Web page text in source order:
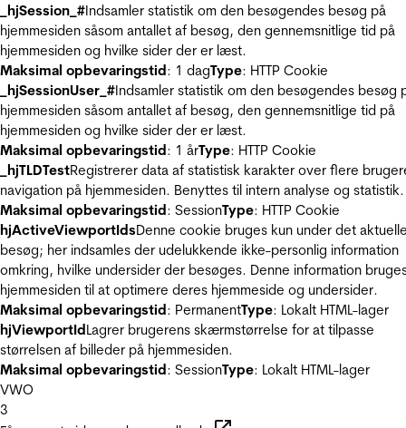
_hjSession_#Indsamler statistik om den besøgendes besøg på
hjemmesiden såsom antallet af besøg, den gennemsnitlige tid på
hjemmesiden og hvilke sider der er læst.
Maksimal opbevaringstid: 1 dagType: HTTP Cookie
_hjSessionUser_#Indsamler statistik om den besøgendes besøg
hjemmesiden såsom antallet af besøg, den gennemsnitlige tid på
hjemmesiden og hvilke sider der er læst.
Maksimal opbevaringstid: 1 årType: HTTP Cookie
_hjTLDTestRegistrerer data af statistisk karakter over flere
navigation på hjemmesiden. Benyttes til intern analyse og statistik.
Maksimal opbevaringstid: SessionType: HTTP Cookie
hjActiveViewportIdsDenne cookie bruges kun under det
besøg; her indsamles der udelukkende ikke-personlig information
omkring, hvilke undersider der besøges. Denne information
hjemmesiden til at optimere deres hjemmeside og undersider.
Maksimal opbevaringstid: PermanentType: Lokalt HTML-lager
hjViewportIdLagrer brugerens skærmstørrelse for at tilpasse
størrelsen af billeder på hjemmesiden.
Maksimal opbevaringstid: SessionType: Lokalt HTML-lager
VWO
3